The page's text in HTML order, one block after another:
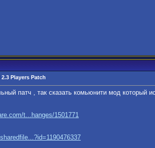
Players Patch
патч , так сказать комьюнити мод который
t...hanges/1501771